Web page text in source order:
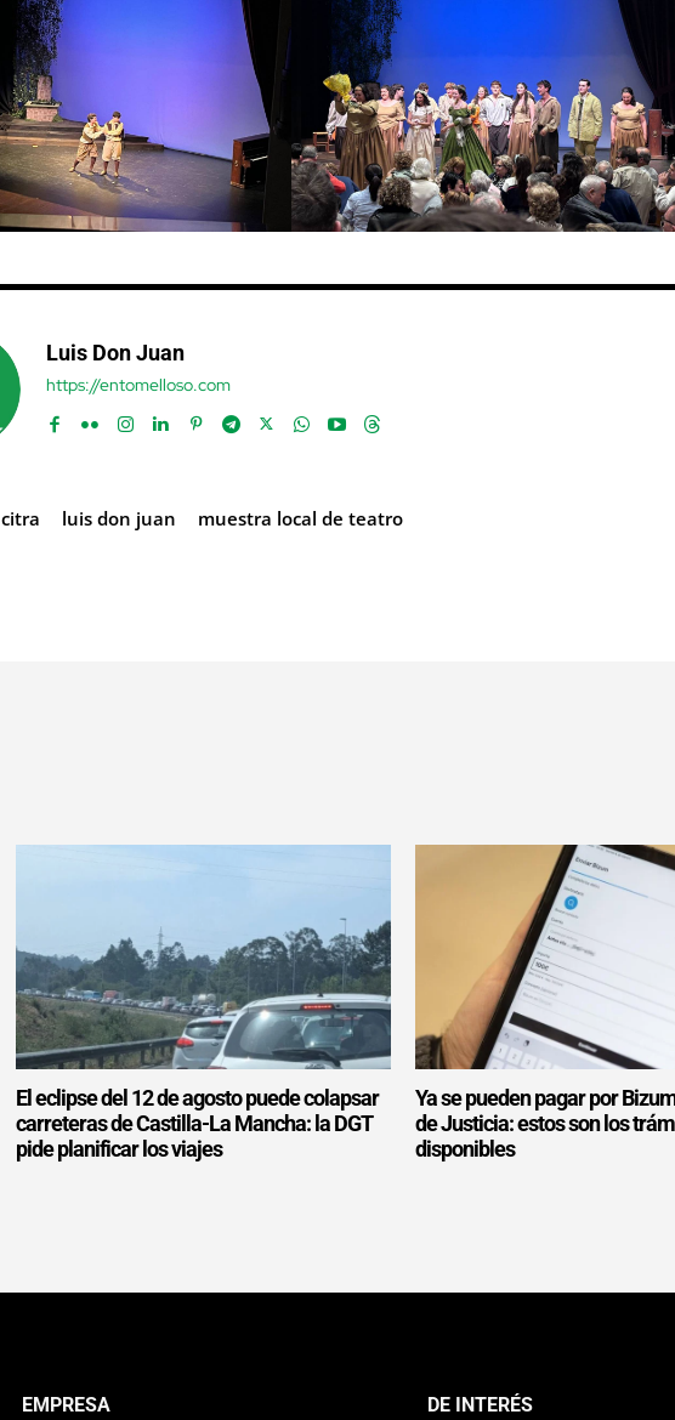
Luis Don Juan
https://entomelloso.com
citra luis don juan muestra local de teatro
El eclipse del 12 de agosto puede colapsar
carreteras de Castilla-La Mancha: la DGT
pide planificar los viajes
Ya se pueden pagar por
de Justicia: estos son los
disponibles
EMPRESA DE INTERÉS